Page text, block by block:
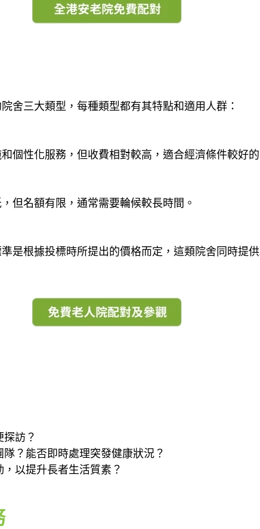
舍三大類型，每種類型都有其特點和適用人群：
個性化服務，但收費相對較高，適合經濟條件較好的
但名額有限，通常需要輪候較長時間。
是根據投標時所提出的價格而定，這類院舍同時提
訪？
？能否即時處理突發健康狀況？
以提升長者生活質素？